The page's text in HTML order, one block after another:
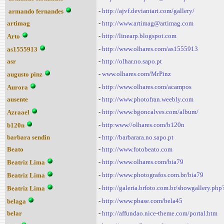
armando fernandes
- http://ajvf.deviantart.com/gallery/
artimag
- http://www.artimag@artimag.com
Arto
- http://linearp.blogspot.com
as1555913
- http://www.olhares.com/as1555913
asr
- http://olhar.no.sapo.pt
augusto pinz
- www.olhares.com/MrPinz
Aurora
- http://www.olhares.com/acampos
ausente
- http://www.photofran.weebly.com
Azraael
- http://www.bgoncalves.com/album/
b120n
- http:www//olhares.com/b120n
barbara sendin
- http://barbarara.no.sapo.pt
Beato
- http://www.fotobeato.com
Beatriz Lima
- http://www.olhares.com/bia79
Beatriz Lima
- http://www.photografos.com.br/bia79
Beatriz Lima
- http://galeria.brfoto.com.br/
belaga
- http://www.pbase.com/bela45
belar
- http://affundao.nice-theme.com/portal.htm